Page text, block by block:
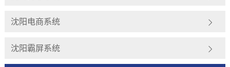
沈阳电商系统
沈阳霸屏系统